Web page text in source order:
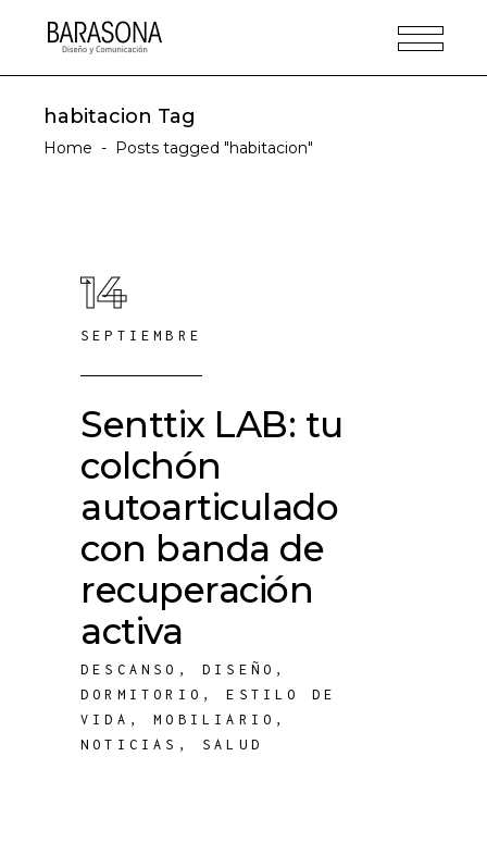
habitacion Tag
Home - Posts tagged "habitacion"
14
SEPTIEMBRE
Senttix LAB: tu
colchón
autoarticulado
con banda de
recuperación
activa
DESCANSO ,DISEÑO ,
DORMITORIO ,ESTILO DE
VIDA ,MOBILIARIO ,
NOTICIAS , SALUD